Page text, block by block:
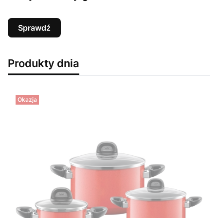
Sprawdź
Produkty dnia
Okazja